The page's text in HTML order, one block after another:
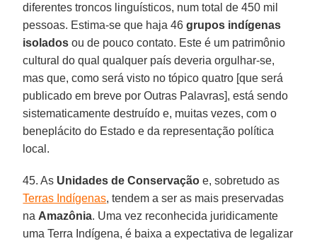
diferentes troncos linguísticos, num total de 450 mil
pessoas. Estima-se que haja 46grupos indígenas
isolados ou de pouco contato. Este é um patrimônio
cultural do qual qualquer país deveria orgulhar-se,
mas que, como será visto no tópico quatro [que será
publicado em breve por Outras Palavras], está sendo
sistematicamente destruído e, muitas vezes, com o
beneplácito do Estado e da representação política
local.
45. As Unidades de Conservação e, sobretudo as
Terras Indígenas, tendem a ser as mais preservadas
na Amazônia. Uma vez reconhecida juridicamente
uma Terra Indígena, é baixa a expectativa de legalizar